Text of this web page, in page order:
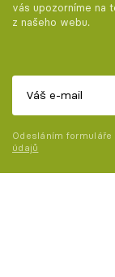
vás upozorníme na
z našeho webu.
Odesláním
údajů